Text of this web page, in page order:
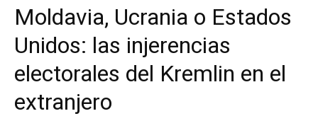
Moldavia, Ucrania o Estados
Unidos: las injerencias
electorales del Kremlin en el
extranjero